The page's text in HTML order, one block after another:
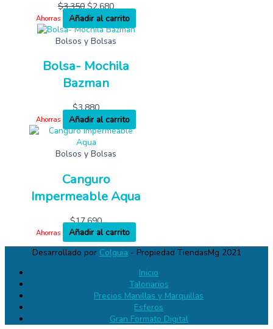
$3,350 $2,680
Ahorras
Añadir al carrito
Bolsos y Bolsas
Bolsa- Mochila
Bazman
$3,880
Ahorras Añadir al carrito
Bolsos y Bolsas
Canguro
Impermeable Aqua
$17,690
Ahorras
Añadir al carrito
Desarrollado por Colguia - Propiedad TiendasMg 2021
Inicio
Talonarios
Precios Manillas y Marquillas
Esferos
Gran Formato Digital